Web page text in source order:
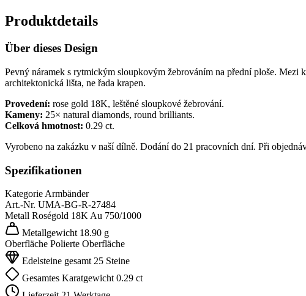
Produktdetails
Über dieses Design
Pevný náramek s rytmickým sloupkovým žebrováním na přední ploše.
architektonická lišta, ne řada krapen.
Provedení: rose gold 18K, leštěné sloupkové žebrování.
Kameny: 25× natural diamonds, round brilliants.
Celková hmotnost: 0.29 ct.
Vyrobeno na zakázku v naší dílně. Dodání do 21 pracovních dní. Při
Spezifikationen
KategorieArmbänder
Art.-Nr. UMA-BG-R-27484
Metall Roségold 18KAu 750/1000
Metallgewicht 18.90 g
Oberfläche Polierte Oberfläche
Edelsteine gesamt 25 Steine
Gesamtes Karatgewicht 0.29 ct